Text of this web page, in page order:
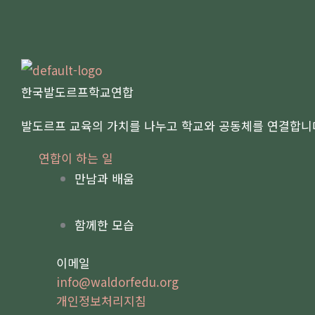
한국발도르프학교연합
발도르프 교육의 가치를 나누고 학교와 공동체를 연결합
연합이 하는 일
만남과 배움
함께한 모습
이메일
info@waldorfedu.org
개인정보처리지침